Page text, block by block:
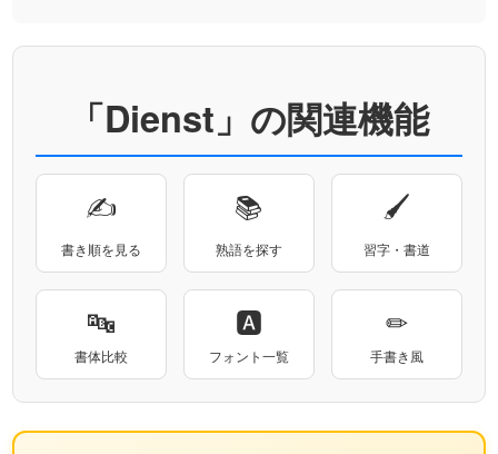
「Dienst」の関連機能
✍
書き順を見る
📚
熟語を探す
🖌
習字・書道
🔤
書体比較
🅰
フォント一覧
✏
手書き風